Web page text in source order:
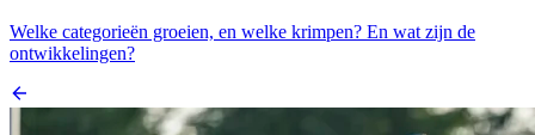
Welke categorieën groeien, en welke krimpen? En wat zijn de
ontwikkelingen?